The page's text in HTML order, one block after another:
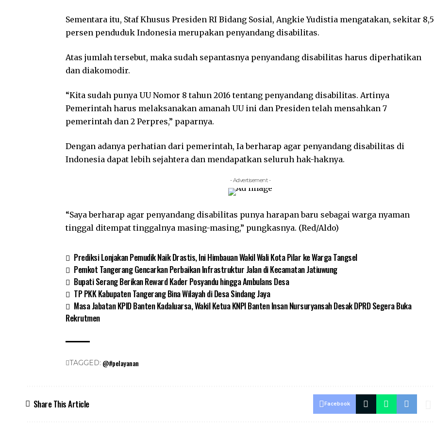
Sementara itu, Staf Khusus Presiden RI Bidang Sosial, Angkie Yudistia mengatakan, sekitar 8,5
persen penduduk Indonesia merupakan penyandang disabilitas.
Atas jumlah tersebut, maka sudah sepantasnya penyandang disabilitas harus diperhatikan
dan diakomodir.
“Kita sudah punya UU Nomor 8 tahun 2016 tentang penyandang disabilitas. Artinya
Pemerintah harus melaksanakan amanah UU ini dan Presiden telah mensahkan 7
pemerintah dan 2 Perpres,” paparnya.
Dengan adanya perhatian dari pemerintah, Ia berharap agar penyandang disabilitas di
Indonesia dapat lebih sejahtera dan mendapatkan seluruh hak-haknya.
- Advertisement -
“Saya berharap agar penyandang disabilitas punya harapan baru sebagai warga nyaman
tinggal ditempat tinggalnya masing-masing,” pungkasnya. (Red/Aldo)
Prediksi Lonjakan Pemudik Naik Drastis, Ini Himbauan Wakil Wali Kota Pilar ke Warga Tangsel
Pemkot Tangerang Gencarkan Perbaikan Infrastruktur Jalan di Kecamatan Jatiuwung
Bupati Serang Berikan Reward Kader Posyandu hingga Ambulans Desa
TP PKK Kabupaten Tangerang Bina Wilayah di Desa Sindang Jaya
Masa Jabatan KPID Banten Kadaluarsa, Wakil Ketua KNPI Banten Insan Nursuryansah Desak DPRD Segera Buka
Rekrutmen
TAGGED: @#pelayanan
Share This Article Facebook